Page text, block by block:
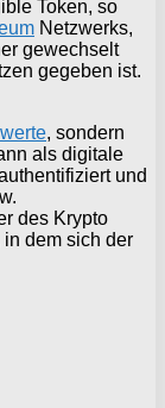
Token, so
Netzwerks,
gewechselt
gegeben ist.
, sondern
als digitale
und
des Krypto
dem sich der